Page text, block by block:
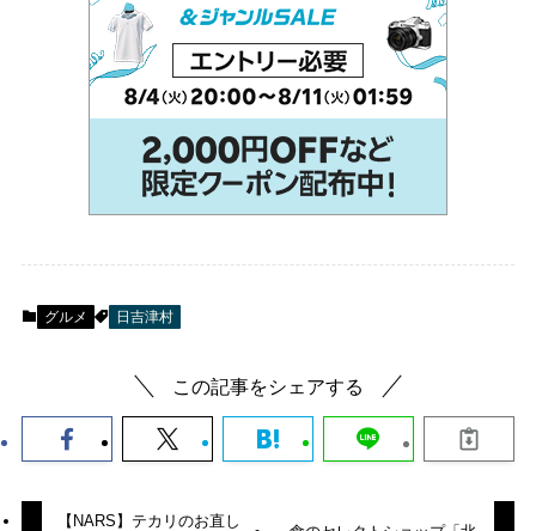
グルメ 日吉津村
この記事をシェアする
【NARS】テカリのお直し